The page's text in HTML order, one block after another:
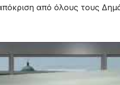
από όλους τους